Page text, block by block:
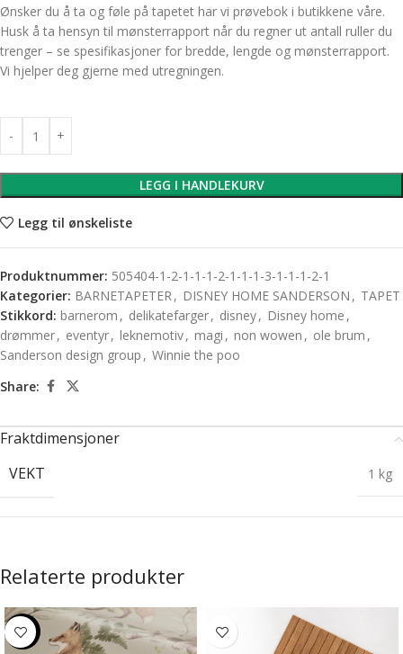
Ønsker du å ta og føle på tapetet har vi prøvebok i butikkene våre.
Husk å ta hensyn til mønsterrapport når du regner ut antall ruller du
trenger – se spesifikasjoner for bredde, lengde og mønsterrapport.
Vi hjelper deg gjerne med utregningen.
LEGG I HANDLEKURV
Legg til ønskeliste
Produktnummer: 505404-1-2-1-1-1-2-1-1-1-3-1-1-1-2-1
Kategorier: BARNETAPETER, DISNEY HOME SANDERSON , TAPET
Stikkord: barnerom , delikatefarger, disney, Disney home ,
drømmer, eventyr, leknemotiv, magi , non wowen , ole brum ,
Sanderson design group , Winnie the poo
Share:
Fraktdimensjoner
VEKT
1 kg
Relaterte produkter
-20%